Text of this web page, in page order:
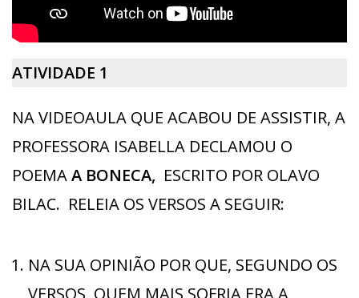
ATIVIDADE 1
NA VIDEOAULA QUE ACABOU DE ASSISTIR, A
PROFESSORA ISABELLA DECLAMOU O
POEMAA BONECA, ESCRITO POR OLAVO
BILAC. RELEIA OS VERSOS A SEGUIR:
NA SUA OPINIÃO POR QUE, SEGUNDO OS
VERSOS, QUEM MAIS SOFRIA ERA A